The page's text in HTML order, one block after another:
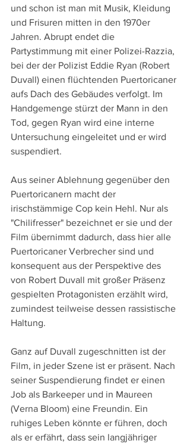
und schon ist man mit Musik, Kleidung
und Frisuren mitten in den 1970er
Jahren. Abrupt endet die
Partystimmung mit einer Polizei-Razzia,
bei der der Polizist Eddie Ryan (Robert
Duvall) einen flüchtenden Puertoricaner
aufs Dach des Gebäudes verfolgt. Im
Handgemenge stürzt der Mann in den
Tod, gegen Ryan wird eine interne
Untersuchung eingeleitet und er wird
suspendiert.
Aus seiner Ablehnung gegenüber den
Puertoricanern macht der
irischstämmige Cop kein Hehl. Nur als
"Chilifresser" bezeichnet er sie und der
Film übernimmt dadurch, dass hier alle
Puertoricaner Verbrecher sind und
konsequent aus der Perspektive des
von Robert Duvall mit großer Präsenz
gespielten Protagonisten erzählt wird,
zumindest teilweise dessen rassistische
Haltung.
Ganz auf Duvall zugeschnitten ist der
Film, in jeder Szene ist er präsent. Nach
seiner Suspendierung findet er einen
Job als Barkeeper und in Maureen
(Verna Bloom) eine Freundin. Ein
ruhiges Leben könnte er führen, doch
als er erfährt, dass sein langjähriger